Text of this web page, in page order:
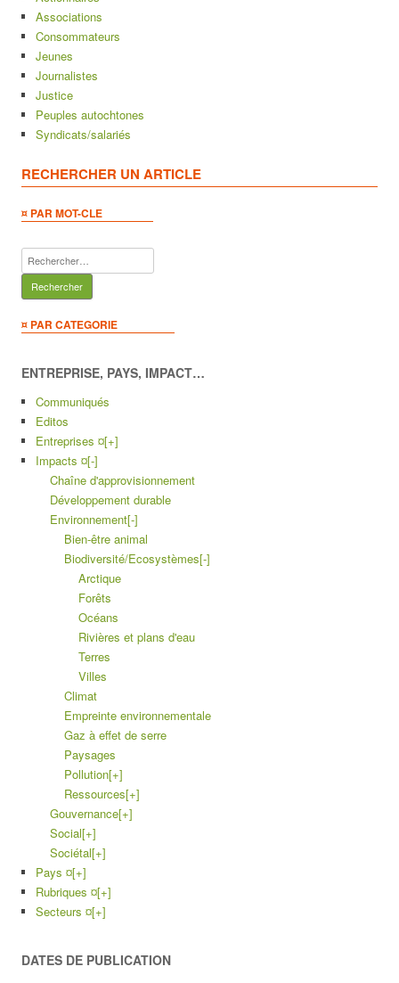
Associations
Consommateurs
Jeunes
Journalistes
Justice
Peuples autochtones
Syndicats/salariés
RECHERCHER UN ARTICLE
¤ PAR MOT-CLE
Rechercher :
¤ PAR CATEGORIE
ENTREPRISE, PAYS, IMPACT…
Communiqués
Editos
Entreprises ¤[+]
Impacts ¤[-]
Chaîne d'approvisionnement
Développement durable
Environnement[-]
Bien-être animal
Biodiversité/Ecosystèmes[-]
Arctique
Forêts
Océans
Rivières et plans d'eau
Terres
Villes
Climat
Empreinte environnementale
Gaz à effet de serre
Paysages
Pollution[+]
Ressources[+]
Gouvernance[+]
Social[+]
Sociétal[+]
Pays ¤[+]
Rubriques ¤[+]
Secteurs ¤[+]
DATES DE PUBLICATION